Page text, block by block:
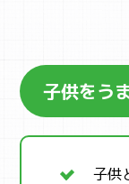
子供をう
子供